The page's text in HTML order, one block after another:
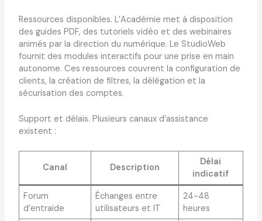
Ressources disponibles. L’Académie met à disposition
des guides PDF, des tutoriels vidéo et des webinaires
animés par la direction du numérique. Le StudioWeb
fournit des modules interactifs pour une prise en main
autonome. Ces ressources couvrent la configuration de
clients, la création de filtres, la délégation et la
sécurisation des comptes.
Support et délais. Plusieurs canaux d’assistance
existent :
Canal Description
Délai
indicatif
Forum
d’entraide
Échanges entre
utilisateurs et IT
24-48
heures